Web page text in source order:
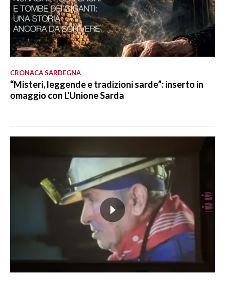
CRONACA SARDEGNA
“Misteri, leggende e tradizioni sarde”: inserto in
omaggio con L'Unione Sarda